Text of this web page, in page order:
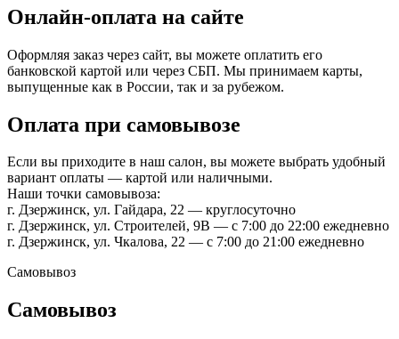
Онлайн-оплата на сайте
Оформляя заказ через сайт, вы можете оплатить его
банковской картой или через СБП. Мы принимаем карты,
выпущенные как в России, так и за рубежом.
Оплата при самовывозе
Если вы приходите в наш салон, вы можете выбрать удобный
вариант оплаты — картой или наличными.
Наши точки самовывоза:
г. Дзержинск, ул. Гайдара, 22 — круглосуточно
г. Дзержинск, ул. Строителей, 9В — с 7:00 до 22:00 ежедневно
г. Дзержинск, ул. Чкалова, 22 — с 7:00 до 21:00 ежедневно
Самовывоз
Самовывоз